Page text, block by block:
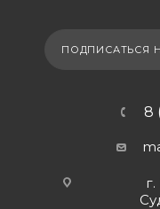
ПОДПИСАТЬСЯ
8